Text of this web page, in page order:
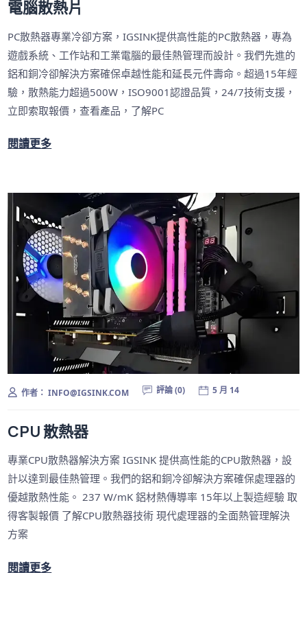
電腦散熱片
PC散熱器專業冷卻方案，IGSINK提供高性能的PC散熱器，專為
遊戲系統、工作站和工業電腦的最佳熱管理而設計。我們先進的
鋁和銅冷卻解決方案確保卓越性能和延長元件壽命。超過15年經
驗，散熱能力超過500W，ISO9001認證品質，24/7技術支援，
立即索取報價，查看產品，了解PC
閱讀更多
作者：INFO@IGSINK.COM 評論 (0) 5 月 14
CPU 散熱器
專業CPU散熱器解決方案 IGSINK 提供高性能的CPU散熱器，設
計以達到最佳熱管理。我們的鋁和銅冷卻解決方案確保處理器的
優越散熱性能。 237 W/mK 鋁材熱傳導率 15年以上製造經驗 取
得客製報價 了解CPU散熱器技術 現代處理器的全面熱管理解決
方案
閱讀更多